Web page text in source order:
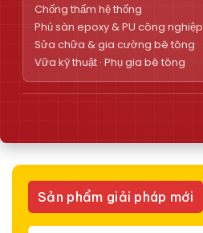
Chống thấm hệ thống
Phủ sàn epoxy & PU công nghiệp
Sửa chữa & gia cường bê tông
Vữa kỹ thuật · Phụ gia bê tông
Sản phẩm giải pháp mới